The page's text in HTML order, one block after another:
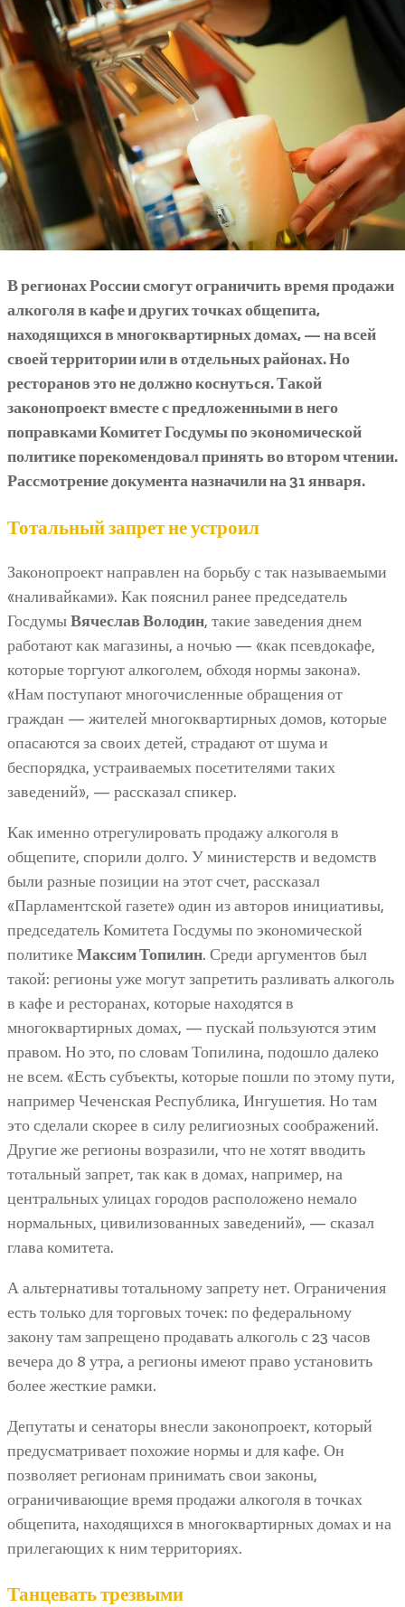
В регионах России смогут ограничить время продажи
алкоголя в кафе и других точках общепита,
находящихся в многоквартирных домах, — на всей
своей территории или в отдельных районах. Но
ресторанов это не должно коснуться. Такой
законопроект вместе с предложенными в него
поправками Комитет Госдумы по экономической
политике порекомендовал принять во втором чтении.
Рассмотрение документа назначили на 31 января.
Тотальный запрет не устроил
Законопроект направлен на борьбу с так называемыми
«наливайками». Как пояснил ранее председатель
ГосдумыВячеслав Володин, такие заведения днем
работают как магазины, а ночью — «как псевдокафе,
которые торгуют алкоголем, обходя нормы закона».
«Нам поступают многочисленные обращения от
граждан — жителей многоквартирных домов, которые
опасаются за своих детей, страдают от шума и
беспорядка, устраиваемых посетителями таких
заведений», — рассказал спикер.
Как именно отрегулировать продажу алкоголя в
общепите, спорили долго. У министерств и ведомств
были разные позиции на этот счет, рассказал
«Парламентской газете» один из авторов инициативы,
председатель Комитета Госдумы по экономической
политикеМаксим Топилин. Среди аргументов был
такой: регионы уже могут запретить разливать алкоголь
в кафе и ресторанах, которые находятся в
многоквартирных домах, — пускай пользуются этим
правом. Но это, по словам Топилина, подошло далеко
не всем. «Есть субъекты, которые пошли по этому пути,
например Чеченская Республика, Ингушетия. Но там
это сделали скорее в силу религиозных соображений.
Другие же регионы возразили, что не хотят вводить
тотальный запрет, так как в домах, например, на
центральных улицах городов расположено немало
нормальных, цивилизованных заведений», — сказал
глава комитета.
А альтернативы тотальному запрету нет. Ограничения
есть только для торговых точек: по федеральному
закону там запрещено продавать алкоголь с 23 часов
вечера до 8 утра, а регионы имеют право установить
более жесткие рамки.
Депутаты и сенаторы внесли законопроект, который
предусматривает похожие нормы и для кафе. Он
позволяет регионам принимать свои законы,
ограничивающие время продажи алкоголя в точках
общепита, находящихся в многоквартирных домах и на
прилегающих к ним территориях.
Танцевать трезвыми